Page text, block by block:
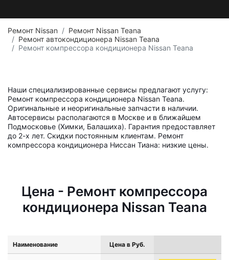
Ремонт Nissan
Ремонт Nissan Teana
Ремонт автокондиционера Nissan Teana
Ремонт компрессора кондиционера Nissan Teana
Наши специализированные сервисы предлагают услугу:
Ремонт компрессора кондиционера Nissan Teana.
Оригинальные и неоригинальные запчасти в наличии.
Автосервисы располагаются в Москве и в ближайшем
Подмосковье (Химки, Балашиха). Гарантия предоставляет
до 2-х лет. Скидки постоянным клиентам. Ремонт
компрессора кондиционера Ниссан Тиана: низкие цены.
Цена - Ремонт компрессора
кондиционера Nissan Teana
Наименование Цена в Руб.